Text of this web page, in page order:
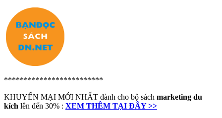
*************************
KHUYẾN MẠI MỚI NHẤT dành cho bộ sách marketing du
kích lên đến 30% : XEM THÊM TẠI ĐÂY >>